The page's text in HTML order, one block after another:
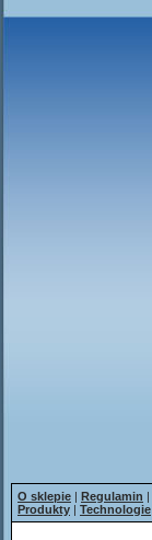
O sklepie | Regulamin |
Produkty | Technologie